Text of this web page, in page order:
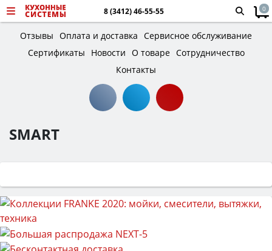
8 (3412) 46-55-55 0
Отзывы Оплата и доставка Сервисное обслуживание
Сертификаты
Новости О товаре Сотрудничество
Контакты
SMART